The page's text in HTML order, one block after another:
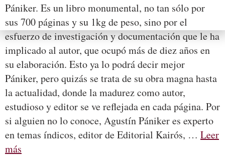
Pániker. Es un libro monumental, no tan sólo por
sus 700 páginas y su 1kg de peso, sino por el
esfuerzo de investigación y documentación que le ha
implicado al autor, que ocupó más de diez años en
su elaboración. Esto ya lo podrá decir mejor
Pániker, pero quizás se trata de su obra magna hasta
la actualidad, donde la madurez como autor,
estudioso y editor se ve reflejada en cada página. Por
si alguien no lo conoce, Agustín Pániker es experto
en temas índicos, editor de Editorial Kairós, … Leer
más